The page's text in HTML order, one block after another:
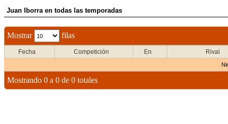
Juan Iborra en todas las temporadas
Mostrar filas
Fecha Competición En Rival
Mostrando 0 a 0 de 0 totales